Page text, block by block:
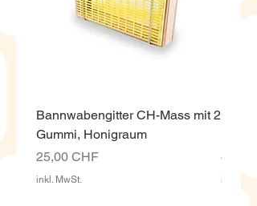
Bannwabengitter CH-Mass mit 2
Gummi, Honigraum
Preis
25,00 CHF
inkl. MwSt.
Preis
4,00
inkl.